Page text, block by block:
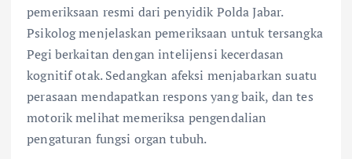
pemeriksaan resmi dari penyidik Polda Jabar.
Psikolog menjelaskan pemeriksaan untuk tersangka
Pegi berkaitan dengan intelijensi kecerdasan
kognitif otak. Sedangkan afeksi menjabarkan suatu
perasaan mendapatkan respons yang baik, dan tes
motorik melihat memeriksa pengendalian
pengaturan fungsi organ tubuh.